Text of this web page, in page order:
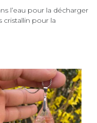
l’eau pour la décharger
cristallin pour la